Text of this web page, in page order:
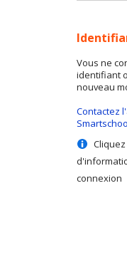
Vous ne
identifiant
nouveau
Contactez
connexion